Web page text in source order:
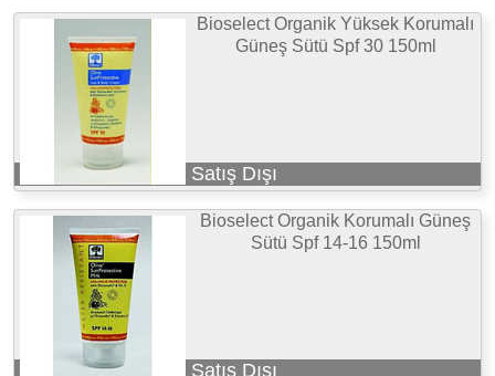
Bioselect Organik Yüksek Korumalı
Güneş Sütü Spf 30 150ml
Satış Dışı
Bioselect Organik Korumalı Güneş
Sütü Spf 14-16 150ml
Satış Dışı